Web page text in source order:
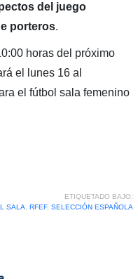
del juego
porteros.
horas del próximo
el lunes 16 al
el fútbol sala femenino
ETIQUETADO BAJO:
SALA RFEF, SELECCIÓN ESPAÑOLA